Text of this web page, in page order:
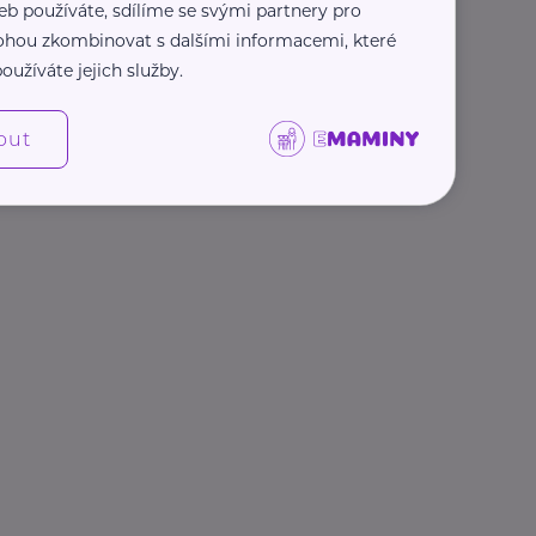
používáte, sdílíme se svými partnery pro
zkombinovat s dalšími informacemi, které
jejich služby.